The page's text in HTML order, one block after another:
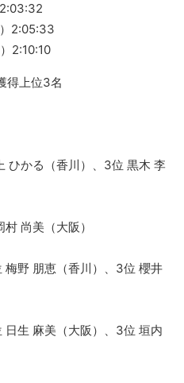
2:05:33
2:10:10
得上位3名
ひかる（香川）、3位 黒木 李
尚美（大阪）
梅野 朋恵（香川）、3位 櫻井
日生 麻美（大阪）、3位 垣内